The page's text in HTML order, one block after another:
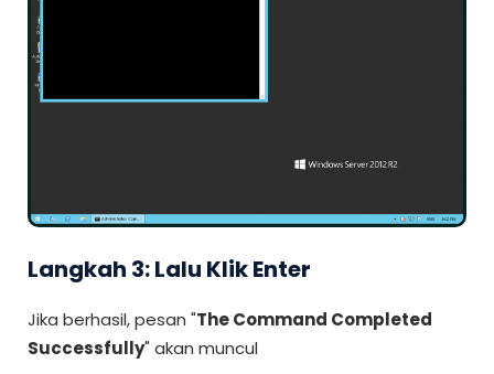
Langkah 3: Lalu Klik Enter
Jika berhasil, pesan "The Command Completed
Successfully" akan muncul